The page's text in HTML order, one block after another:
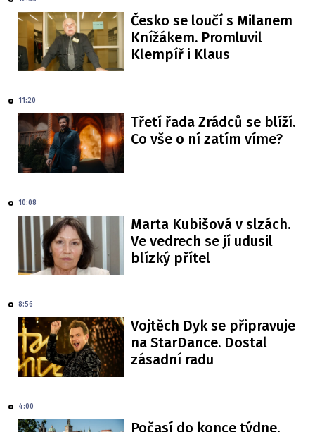
Česko se loučí s Milanem
Knížákem. Promluvil
Klempíř i Klaus
11:20
Třetí řada Zrádců se blíží.
Co vše o ní zatím víme?
10:08
Marta Kubišová v slzách.
Ve vedrech se jí udusil
blízký přítel
8:56
Vojtěch Dyk se připravuje
na StarDance. Dostal
zásadní radu
4:00
Počasí do konce týdne.